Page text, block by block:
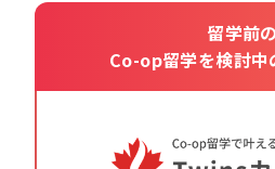
留学前の
Co-op留学を検討中